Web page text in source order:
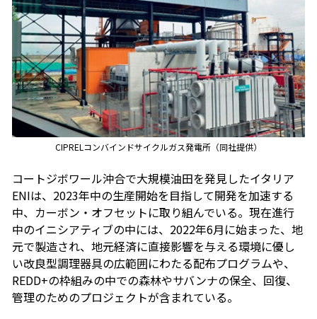
CIPRELコンバインドサイクルガス発電所（同社提供）
コートジボワール沖合で大規模油田を発見したイタリア
ENIは、2023年中の生産開始を目指して開発を加速する
中、カーボン・オフセットに取り組んでいる。現在進行
中のイニシアティブの中には、2022年6月に始まった、地
元で製造され、地元経済に直接影響を与える環境に優し
い改良型調理器具の広範囲にわたる配布プログラムや、
REDD+の枠組みの中での森林やサバンナの保全、回復、
管理のためのプロジェクトが含まれている。